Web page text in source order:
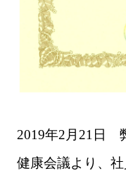
2019年2 月21日
健康会議より、